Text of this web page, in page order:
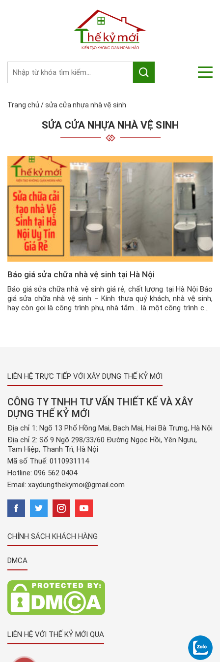
Trang chủ /sửa cửa nhựa nhà vệ sinh
SỬA CỬA NHỰA NHÀ VỆ SINH
Báo giá sửa chữa nhà vệ sinh tại Hà Nội
Báo giá sửa chữa nhà vệ sinh giá rẻ, chất lượng tại Hà Nội Báo
giá sửa chữa nhà vệ sinh – Kính thưa quý khách, nhà vệ sinh,
hay còn gọi là công trình phụ, nhà tắm… là một công trình cực
LIÊN HỆ TRỰC TIẾP VỚI XÂY DỰNG THẾ KỶ MỚI
CÔNG TY TNHH TƯ VẤN THIẾT KẾ VÀ XÂY
DỰNG THẾ KỶ MỚI
Địa chỉ 1: Ngõ 13 Phố Hồng Mai, Bạch Mai, Hai Bà Trưng, Hà Nội
Địa chỉ 2: Số 9 Ngõ 298/33/60 Đường Ngọc Hồi, Yên Ngưu,
Tam Hiệp, Thanh Trì, Hà Nội
Mã số Thuế: 0110931114
Hotline: 096 562 0404
Email: xaydungthekymoi@gmail.com
CHÍNH SÁCH KHÁCH HÀNG
DMCA
LIÊN HỆ VỚI THẾ KỶ MỚI QUA